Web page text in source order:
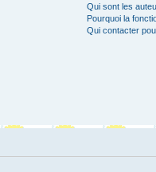
Qui sont les
Pourquoi la
Qui contacter